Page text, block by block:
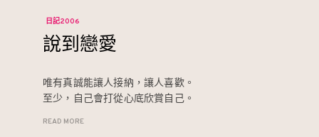
日記2006
說到戀愛
唯有真誠能讓人接納，讓人喜歡。
至少，自己會打從心底欣賞自己。
READ MORE